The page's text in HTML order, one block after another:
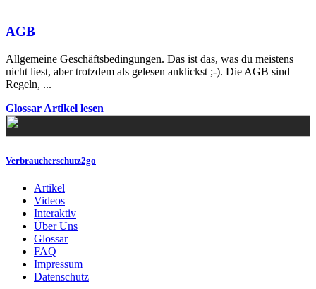
AGB
Allgemeine Geschäftsbedingungen. Das ist das, was du meistens
nicht liest, aber trotzdem als gelesen anklickst ;-). Die AGB sind
Regeln, ...
Glossar Artikel lesen
Verbraucherschutz2go
Artikel
Videos
Interaktiv
Über Uns
Glossar
FAQ
Impressum
Datenschutz